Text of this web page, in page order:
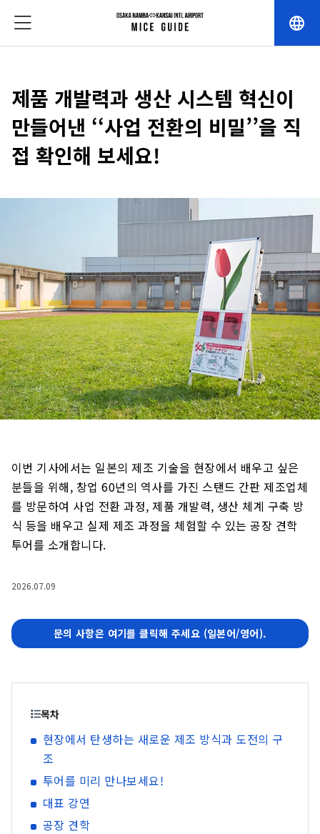
language
제품 개발력과 생산 시스템 혁신이
만들어낸 ‘‘사업 전환의 비밀’’을 직
접 확인해 보세요!
이번 기사에서는 일본의 제조 기술을 현장에서 배우고 싶은
분들을 위해, 창업 60년의 역사를 가진 스탠드 간판 제조업체
를 방문하여 사업 전환 과정, 제품 개발력, 생산 체계 구축 방
식 등을 배우고 실제 제조 과정을 체험할 수 있는 공장 견학
투어를 소개합니다.
2026.07.09
문의 사항은 여기를 클릭해 주세요 (일본어/영어).
목차
현장에서 탄생하는 새로운 제조 방식과 도전의 구
조
투어를 미리 만나보세요!
대표 강연
공장 견학